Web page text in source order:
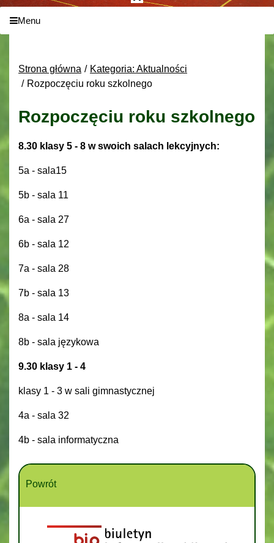
Menu
Strona główna
Kategoria: Aktualności
Rozpoczęciu roku szkolnego
Rozpoczęciu roku szkolnego
8.30 klasy 5 - 8 w swoich salach lekcyjnych:
5a - sala15
5b - sala 11
6a - sala 27
6b - sala 12
7a - sala 28
7b - sala 13
8a - sala 14
8b - sala językowa
9.30 klasy 1 - 4
klasy 1 - 3 w sali gimnastycznej
4a - sala 32
4b - sala informatyczna
Powrót